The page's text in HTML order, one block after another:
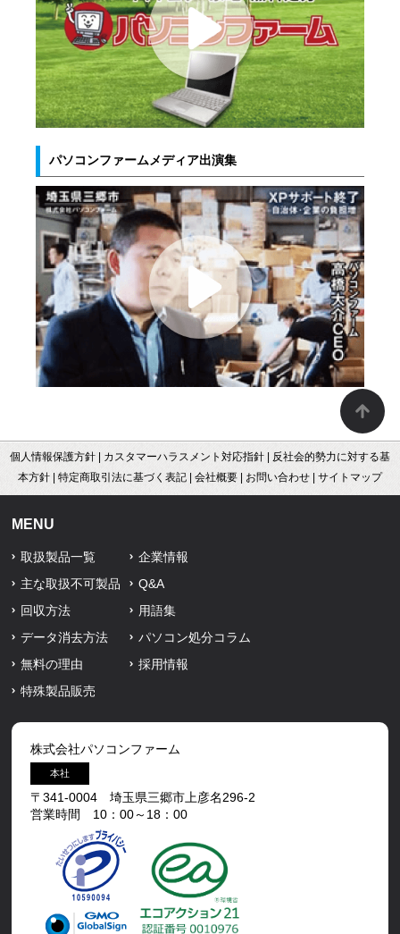
パソコンファームメディア出演集
個人情報保護方針 カスタマーハラスメント対応指針
反社会的勢力に対する基
本方針
特定商取引法に基づく表記 会社概要 お問い合わせ サイトマップ
MENU
取扱製品一覧
主な取扱不可製品
回収方法
データ消去方法
無料の理由
特殊製品販売
企業情報
Q&A
用語集
パソコン処分コラム
採用情報
株式会社パソコンファーム
本社
〒341-0004 埼玉県三郷市上彦名296-2
営業時間 10：00～18：00